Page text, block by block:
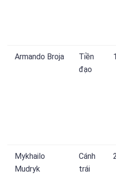
Armando Broja
Tiền
đạo
Mykhailo
Mudryk
Cánh
trái